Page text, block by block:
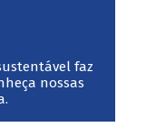
faz
nossas